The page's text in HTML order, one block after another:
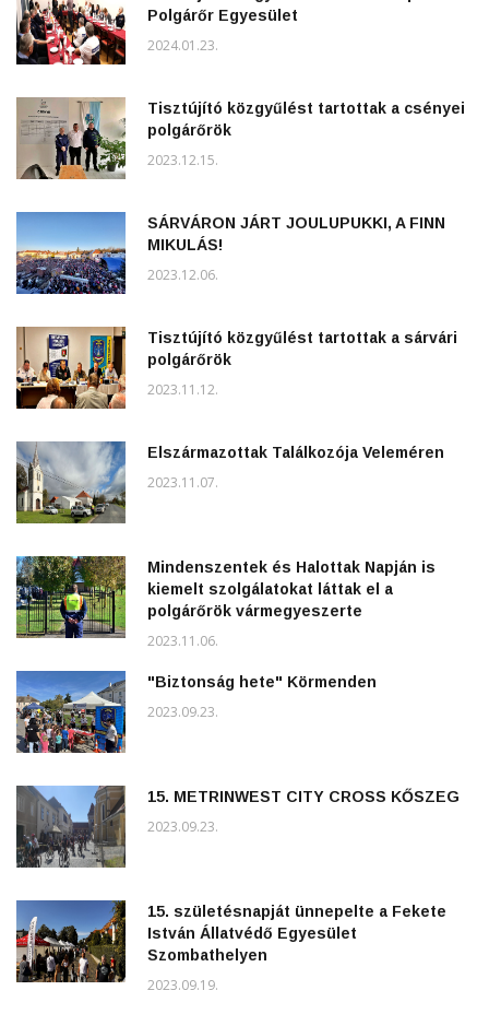
Polgárőr Egyesület
2024.01.23.
Tisztújító közgyűlést tartottak a csényei
polgárőrök
2023.12.15.
SÁRVÁRON JÁRT JOULUPUKKI, A FINN
MIKULÁS!
2023.12.06.
Tisztújító közgyűlést tartottak a sárvári
polgárőrök
2023.11.12.
Elszármazottak Találkozója Veleméren
2023.11.07.
Mindenszentek és Halottak Napján is
kiemelt szolgálatokat láttak el a
polgárőrök vármegyeszerte
2023.11.06.
"Biztonság hete" Körmenden
2023.09.23.
15. METRINWEST CITY CROSS KŐSZEG
2023.09.23.
15. születésnapját ünnepelte a Fekete
István Állatvédő Egyesület
Szombathelyen
2023.09.19.